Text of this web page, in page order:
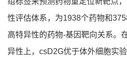
性评估体系，为1938个药物和
高特异性的药物-基因靶向关系。
异性上，csD2G优于体外细胞实